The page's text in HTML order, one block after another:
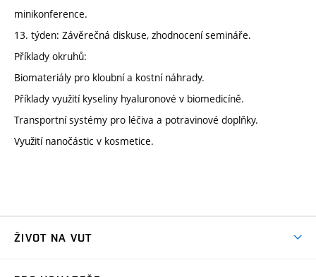
minikonference.
13. týden: Závěrečná diskuse, zhodnocení semináře.
Příklady okruhů:
Biomateriály pro kloubní a kostní náhrady.
Příklady využití kyseliny hyaluronové v biomedicíně.
Transportní systémy pro léčiva a potravinové doplňky.
Využití nanočástic v kosmetice.
ŽIVOT NA VUT